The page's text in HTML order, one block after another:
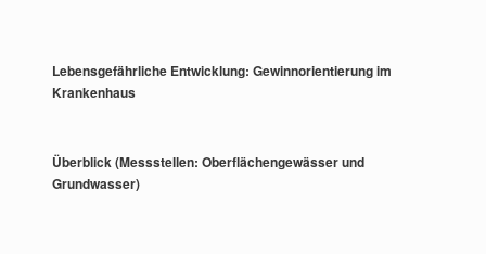
Lebensgefährliche Entwicklung: Gewinnorientierung im
Krankenhaus
Überblick (Messstellen: Oberflächengewässer und
Grundwasser)